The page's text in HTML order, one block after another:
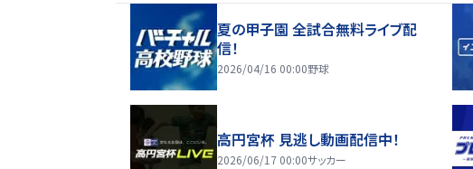
夏の甲子園 全試合無料ライブ配
信！
2026/04/16 00:00野球
高円宮杯 見逃し動画配信中！
2026/06/17 00:00サッカー